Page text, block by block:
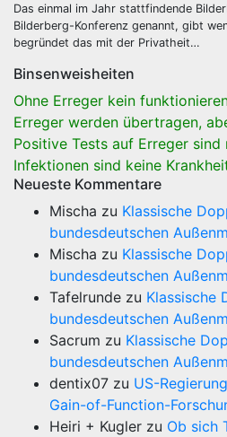
Das einmal im Jahr stattfindende
Bilderberg-Konferenz genannt, gibt
begründet das mit der Privatheit…
Binsenweisheiten
Ohne Erreger kein
Erreger werden übertragen,
Positive Tests auf Erreger
Infektionen sind keine
Neueste Kommentare
Mischa zu Klassische
bundesdeutschen
Mischa zu Klassische
bundesdeutschen
Tafelrunde zu Klassische
bundesdeutschen
Sacrum zu Klassische
bundesdeutschen
dentix07 zu US-
Gain-of-Function-
Heiri + Kugler zu Ob sich